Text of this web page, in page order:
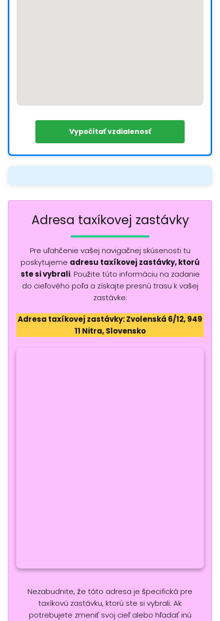
Vypočítať vzdialenosť
Adresa taxíkovej zastávky
Pre uľahčenie vašej navigačnej skúsenosti tu
poskytujeme adresu taxíkovej zastávky, ktorú
ste si vybrali. Použite túto informáciu na zadanie
do cieľového poľa a získajte presnú trasu k vašej
zastávke:
Adresa taxíkovej zastávky: Zvolenská 6/12, 949
11 Nitra, Slovensko
Nezabudnite, že táto adresa je špecifická pre
taxíkovú zastávku, ktorú ste si vybrali. Ak
potrebujete zmeniť svoj cieľ alebo hľadať inú